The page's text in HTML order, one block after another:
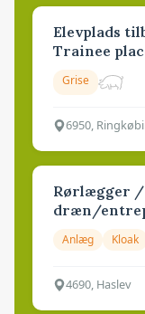
Elevplads
Trainee
Grise
6950,
Rørlægger /
dræn/
Anlæg Kloak
4690, Haslev